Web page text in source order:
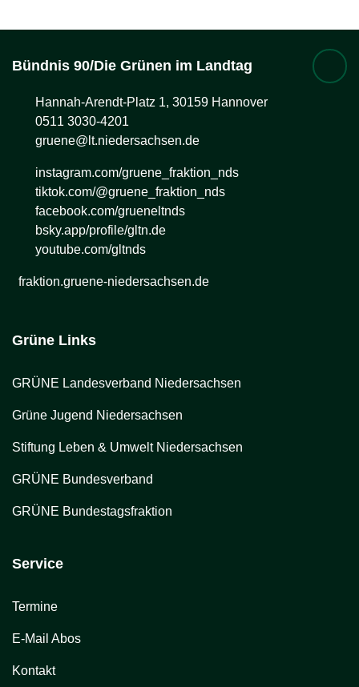
Bündnis 90/Die Grünen im Landtag
Hannah-Arendt-Platz 1, 30159 Hannover
0511 3030-4201
gruene@lt.niedersachsen.de
instagram.com/gruene_fraktion_nds
tiktok.com/@gruene_fraktion_nds
facebook.com/grueneltnds
bsky.app/profile/gltn.de
youtube.com/gltnds
fraktion.gruene-niedersachsen.de
Grüne Links
GRÜNE Landesverband Niedersachsen
Grüne Jugend Niedersachsen
Stiftung Leben & Umwelt Niedersachsen
GRÜNE Bundesverband
GRÜNE Bundestagsfraktion
Service
Termine
E-Mail Abos
Kontakt